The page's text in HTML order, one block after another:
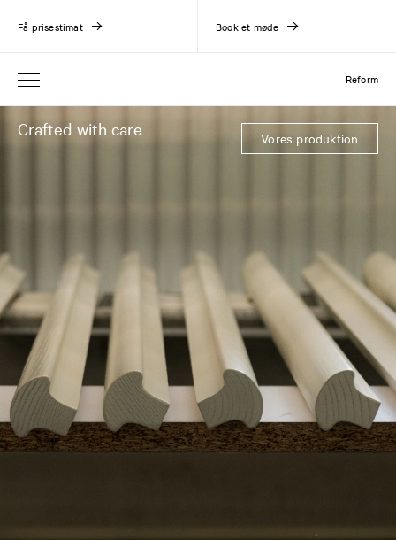
Reform
Få prisestimat Book et møde
Crafted with care Vores produktion